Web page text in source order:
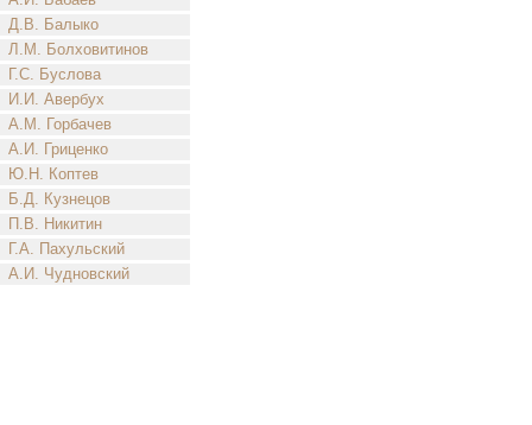
Д.В. Балыко
Л.М. Болховитинов
Г.С. Буслова
И.И. Авербух
А.М. Горбачев
А.И. Гриценко
Ю.Н. Коптев
Б.Д. Кузнецов
П.В. Никитин
Г.А. Пахульский
А.И. Чудновский